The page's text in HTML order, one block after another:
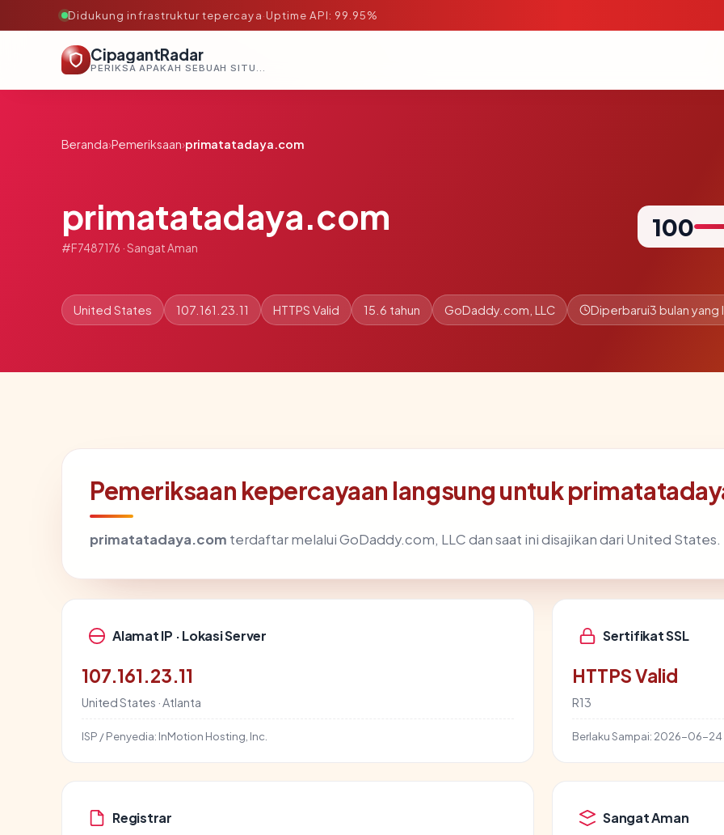
Didukung infrastruktur tepercaya·Uptime API: 99.95%
CipagantRadar
PERIKSA APAKAH SEBUAH SITUS AMAN, TEPERCAYA, DAN TERVERIFIKASI DALAM HITUNGAN DETIK.
Beranda›Pemeriksaan›primatatadaya.com
primatatadaya.com
#F7487176 · Sangat Aman
100
United States 107.161.23.11 HTTPS Valid 15.6 tahun GoDaddy.com, LLC Diperbarui3 bulan yang
Pemeriksaan kepercayaan langsung untuk
primatatadaya.com terdaftar melalui GoDaddy.com, LLC dan saat ini disajikan dari United States.
Alamat IP · Lokasi Server
107.161.23.11
United States · Atlanta
ISP / Penyedia: InMotion Hosting, Inc.
Sertifikat SSL
HTTPS Valid
R13
Berlaku Sampai: 2026-06-24
Registrar Sangat Aman